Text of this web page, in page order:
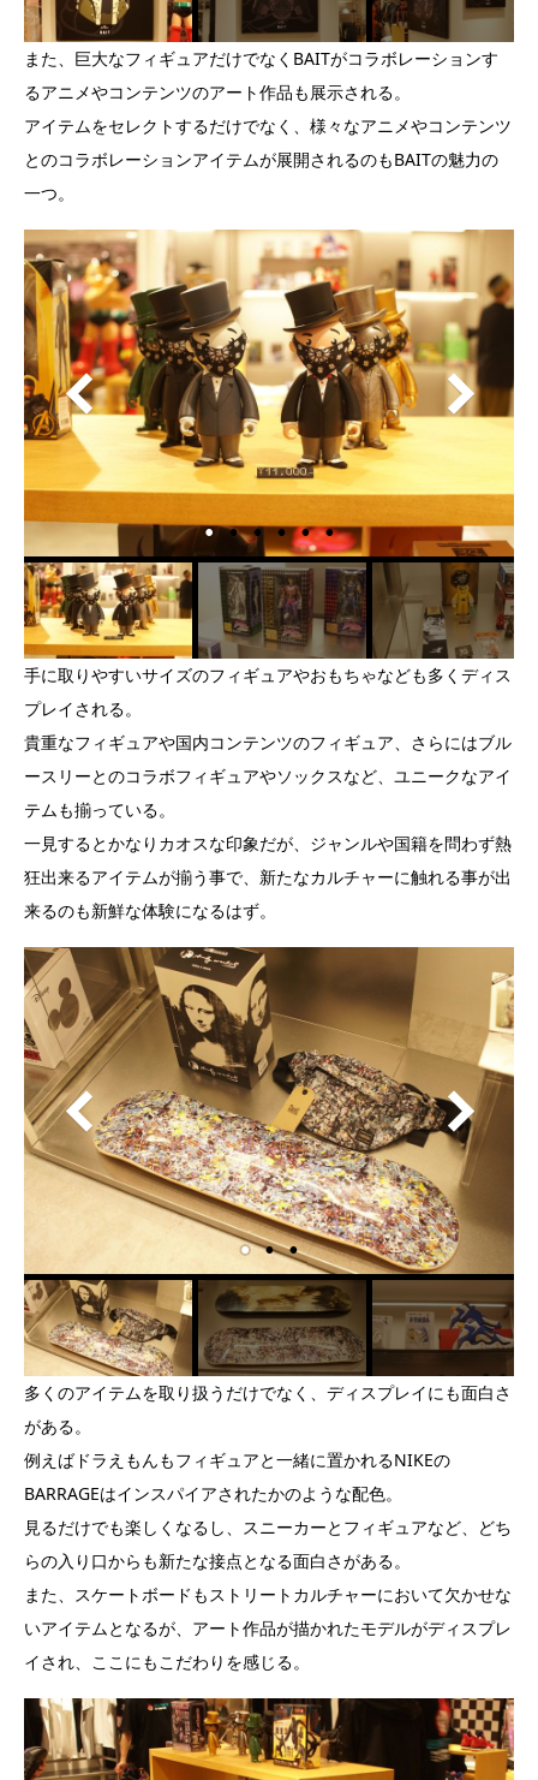
また、巨大なフィギュアだけでなくBAITがコラボレーションす
るアニメやコンテンツのアート作品も展示される。
アイテムをセレクトするだけでなく、様々なアニメやコンテンツ
とのコラボレーションアイテムが展開されるのもBAITの魅力の
一つ。
手に取りやすいサイズのフィギュアやおもちゃなども多くディス
プレイされる。
貴重なフィギュアや国内コンテンツのフィギュア、さらにはブル
ースリーとのコラボフィギュアやソックスなど、ユニークなアイ
テムも揃っている。
一見するとかなりカオスな印象だが、ジャンルや国籍を問わず熱
狂出来るアイテムが揃う事で、新たなカルチャーに触れる事が出
来るのも新鮮な体験になるはず。
多くのアイテムを取り扱うだけでなく、ディスプレイにも面白さ
がある。
例えばドラえもんもフィギュアと一緒に置かれるNIKEの
BARRAGEはインスパイアされたかのような配色。
見るだけでも楽しくなるし、スニーカーとフィギュアなど、どち
らの入り口からも新たな接点となる面白さがある。
また、スケートボードもストリートカルチャーにおいて欠かせな
いアイテムとなるが、アート作品が描かれたモデルがディスプレ
イされ、ここにもこだわりを感じる。